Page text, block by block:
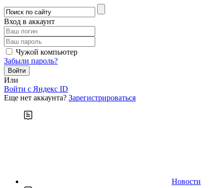
Вход в аккаунт
Чужой компьютер
Забыли пароль?
Или
Войти c Яндекс ID
Еще нет аккаунта? Зарегистрироваться
Новости